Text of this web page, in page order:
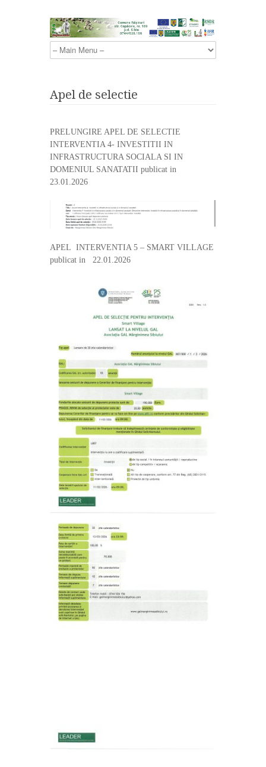
Apel de selectie
PRELUNGIRE APEL DE SELECTIE
INTERVENTIA 4- INVESTITII IN
INFRASTRUCTURA SOCIALA SI IN
DOMENIUL SANATATII publicat in
23.01.2026
APEL INTERVENTIA 5 – SMART VILLAGE
publicat in 22.01.2026